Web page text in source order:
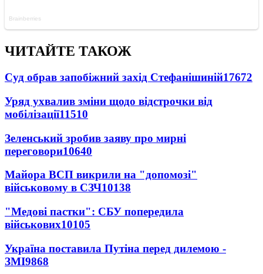
ЧИТАЙТЕ ТАКОЖ
Суд обрав запобіжний захід Стефанішиній17672
Уряд ухвалив зміни щодо відстрочки від
мобілізації11510
Зеленський зробив заяву про мирні
переговори10640
Майора ВСП викрили на "допомозі"
військовому в СЗЧ10138
"Медові пастки": СБУ попередила
військових10105
Україна поставила Путіна перед дилемою -
ЗМІ9868